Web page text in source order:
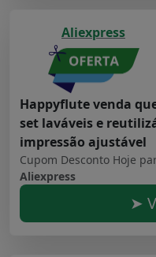
Aliexpress
Happyflute venda
set laváveis e
impressão ajustável
Cupom Desconto Hoje
Aliexpress
➤